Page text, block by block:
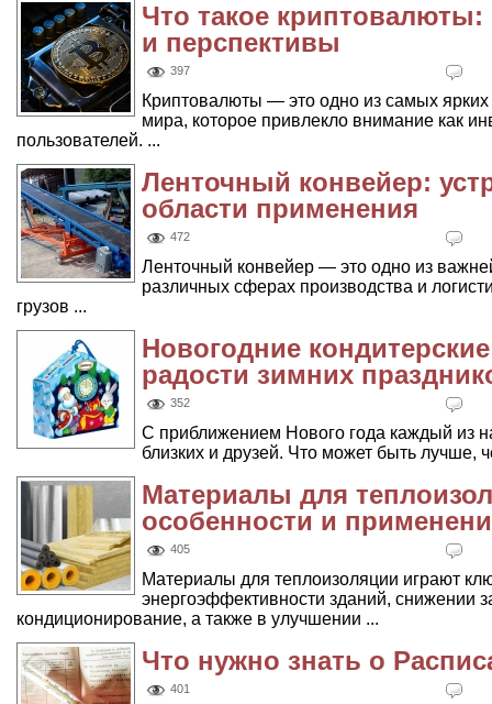
Что такое
и перспективы
397
Криптовалюты — это одно из самых
мира, которое привлекло внимание как
пользователей. ...
Ленточный конвейер:
области применения
472
Ленточный конвейер — это одно из
различных сферах производства и
грузов ...
Новогодние
радости зимних
352
С приближением Нового года каждый из
близких и друзей. Что может быть лучше,
Материалы для
особенности и
405
Материалы для теплоизоляции играют
энергоэффективности зданий, снижении
кондиционирование, а также в улучшении ...
Что нужно знать о
401